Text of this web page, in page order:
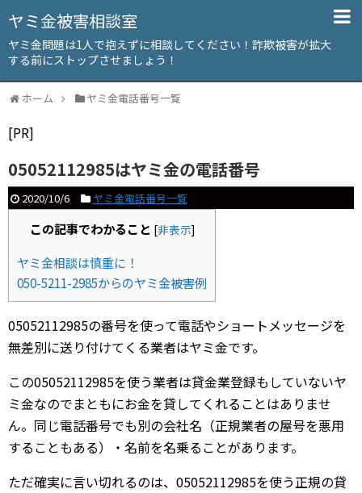
ヤミ金被害相談室
ヤミ金問題は1人で抱えずに相談してください！詐欺被害が拡大
する前にストップさせましょう！
ホーム ヤミ金電話番号一覧
[PR]
05052112985はヤミ金の電話番号
2020/10/6 ヤミ金電話番号一覧
この記事でわかること [非表示]
ヤミ金相談は慎重に！
050-5211-2985からのヤミ金被害例
05052112985の番号を使って電話やショートメッセージを
無差別に送り付けてくる業者はヤミ金です。
この05052112985を使う業者は貸金業登録もしていないヤ
ミ金なのでまともにお金を貸してくれることはありませ
ん。同じ電話番号でも別の会社名（正規業者の屋号を悪用
することもある）・名前を名乗ることがあります。
ただ確実に言い切れるのは、05052112985を使う正規の貸